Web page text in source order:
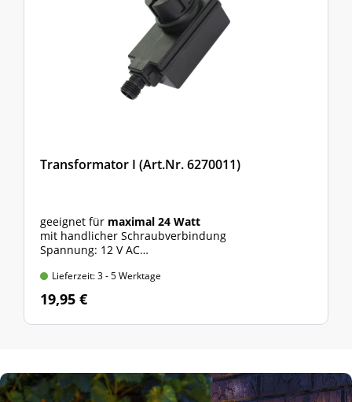
Transformator I (Art.Nr. 6270011)
geeignet für maximal 24 Watt
mit handlicher Schraubverbindung
Spannung: 12 V AC
Lieferzeit: 3 - 5 Werktage
19,95 €